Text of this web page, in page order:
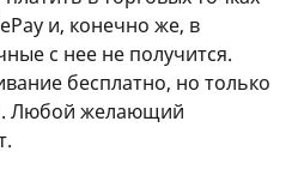
и, конечно же, в
с нее не получится.
бесплатно, но только
Любой желающий